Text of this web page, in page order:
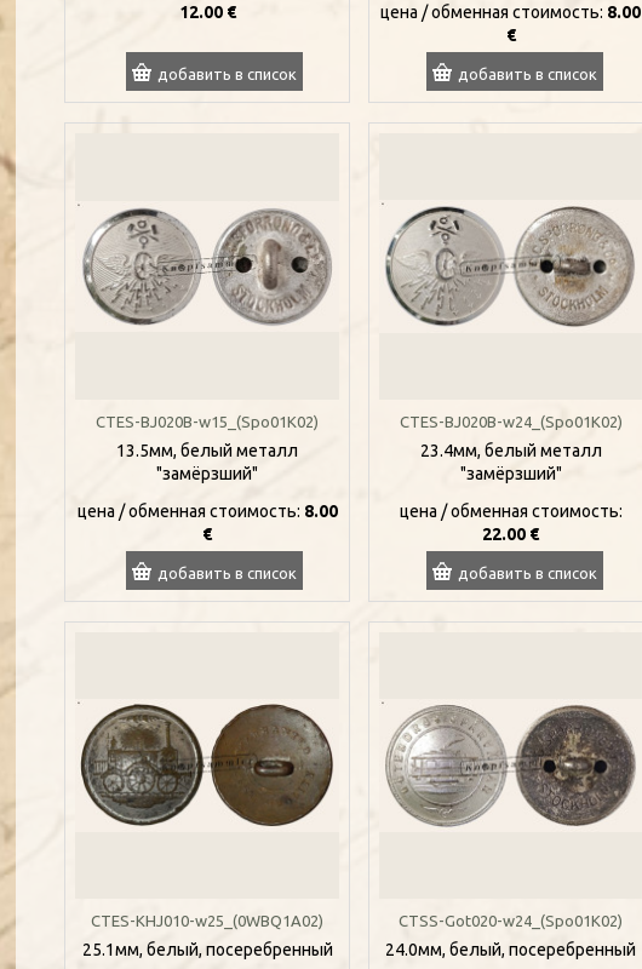
12.00 €
добавить в список
цена / oбменная стоимость: 8.00
€
добавить в список
CTES-BJ020B-w15_(Spo01K02)
13.5мм, белый металл
"замёрзший"
цена / oбменная стоимость: 8.00
€
добавить в список
CTES-BJ020B-w24_(Spo01K02)
23.4мм, белый металл
"замёрзший"
цена / oбменная стоимость:
22.00 €
добавить в список
CTES-KHJ010-w25_(0WBQ1A02)
25.1мм, белый, посеребренный
CTSS-Got020-w24_(Spo01K02)
24.0мм, белый, посеребренный